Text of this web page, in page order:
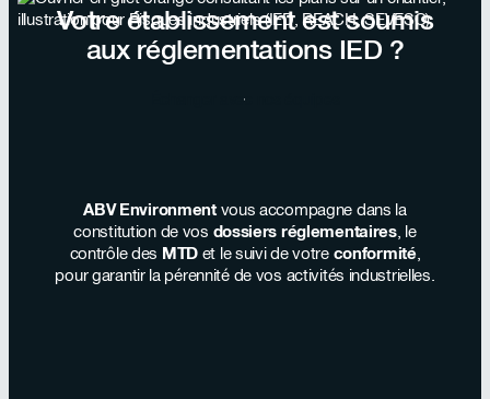
Votre établissement est soumis
aux réglementations IED ?
Échanger avec nos équipes
ABV Environmentvous accompagne dans la
constitution de vos dossiers réglementaires, le
contrôle des MTDet le suivi de votre conformité,
pour garantir la pérennité de vos activités industrielles.